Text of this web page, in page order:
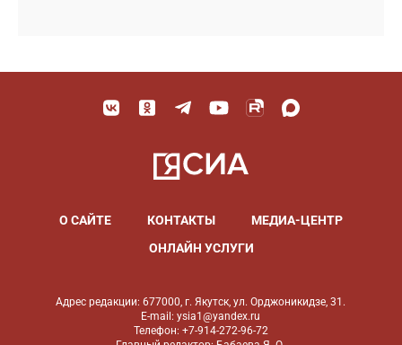
О САЙТЕ КОНТАКТЫ
МЕДИА-ЦЕНТР
ОНЛАЙН УСЛУГИ
Адрес редакции: 677000, г. Якутск, ул. Орджоникидзе, 31.
E-mail: ysia1@yandex.ru
Телефон: +7-914-272-96-72